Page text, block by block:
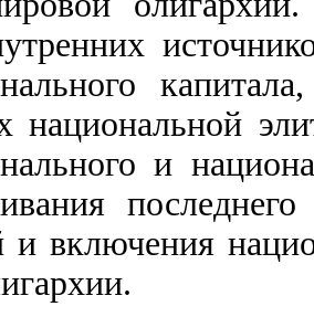
национальной
и
и включения